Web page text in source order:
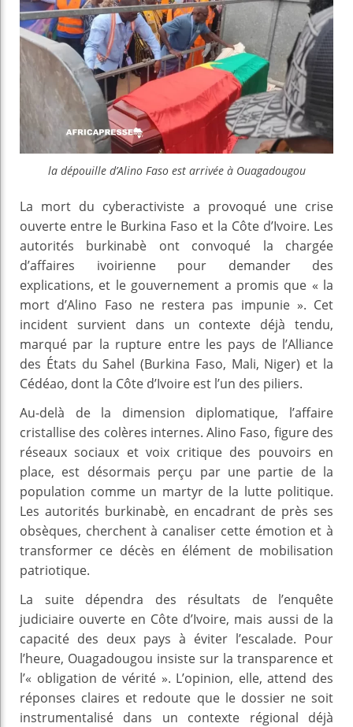
la dépouille d’Alino Faso est arrivée à Ouagadougou
La mort du cyberactiviste a provoqué une crise
ouverte entre le Burkina Faso et la Côte d’Ivoire. Les
autorités burkinabè ont convoqué la chargée
d’affaires ivoirienne pour demander des
explications, et le gouvernement a promis que « la
mort d’Alino Faso ne restera pas impunie ». Cet
incident survient dans un contexte déjà tendu,
marqué par la rupture entre les pays de l’Alliance
des États du Sahel (Burkina Faso, Mali, Niger) et la
Cédéao, dont la Côte d’Ivoire est l’un des piliers.
Au-delà de la dimension diplomatique, l’affaire
cristallise des colères internes. Alino Faso, figure des
réseaux sociaux et voix critique des pouvoirs en
place, est désormais perçu par une partie de la
population comme un martyr de la lutte politique.
Les autorités burkinabè, en encadrant de près ses
obsèques, cherchent à canaliser cette émotion et à
transformer ce décès en élément de mobilisation
patriotique.
La suite dépendra des résultats de l’enquête
judiciaire ouverte en Côte d’Ivoire, mais aussi de la
capacité des deux pays à éviter l’escalade. Pour
l’heure, Ouagadougou insiste sur la transparence et
l’« obligation de vérité ». L’opinion, elle, attend des
réponses claires et redoute que le dossier ne soit
instrumentalisé dans un contexte régional déjà